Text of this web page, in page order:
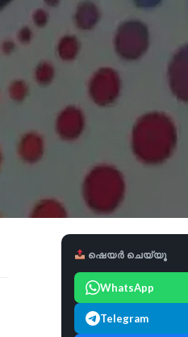
ഷെയർ ചെയ്യൂ
WhatsApp
Telegram